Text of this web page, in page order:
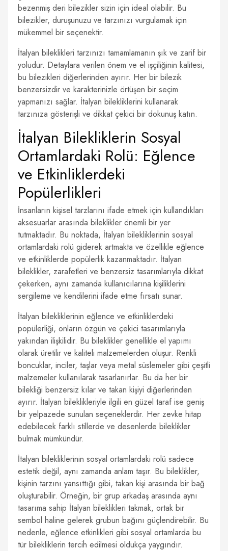
bezenmiş deri bilezikler sizin için ideal olabilir. Bu
bilezikler, duruşunuzu ve tarzınızı vurgulamak için
mükemmel bir seçenektir.
İtalyan bileklikleri tarzınızı tamamlamanın şık ve zarif bir
yoludur. Detaylara verilen önem ve el işçiliğinin kalitesi,
bu bilezikleri diğerlerinden ayırır. Her bir bilezik
benzersizdir ve karakterinizle örtüşen bir seçim
yapmanızı sağlar. İtalyan bilekliklerini kullanarak
tarzınıza gösterişli ve dikkat çekici bir dokunuş katın.
İtalyan Bilekliklerin Sosyal
Ortamlardaki Rolü: Eğlence
ve Etkinliklerdeki
Popülerlikleri
İnsanların kişisel tarzlarını ifade etmek için kullandıkları
aksesuarlar arasında bileklikler önemli bir yer
tutmaktadır. Bu noktada, İtalyan bilekliklerinin sosyal
ortamlardaki rolü giderek artmakta ve özellikle eğlence
ve etkinliklerde popülerlik kazanmaktadır. İtalyan
bileklikler, zarafetleri ve benzersiz tasarımlarıyla dikkat
çekerken, aynı zamanda kullanıcılarına kişiliklerini
sergileme ve kendilerini ifade etme fırsatı sunar.
İtalyan bilekliklerinin eğlence ve etkinliklerdeki
popülerliği, onların özgün ve çekici tasarımlarıyla
yakından ilişkilidir. Bu bileklikler genellikle el yapımı
olarak üretilir ve kaliteli malzemelerden oluşur. Renkli
boncuklar, inciler, taşlar veya metal süslemeler gibi çeşitli
malzemeler kullanılarak tasarlanırlar. Bu da her bir
bilekliği benzersiz kılar ve takan kişiyi diğerlerinden
ayırır. İtalyan bileklikleriyle ilgili en güzel taraf ise geniş
bir yelpazede sunulan seçeneklerdir. Her zevke hitap
edebilecek farklı stillerde ve desenlerde bileklikler
bulmak mümkündür.
İtalyan bilekliklerinin sosyal ortamlardaki rolü sadece
estetik değil, aynı zamanda anlam taşır. Bu bileklikler,
kişinin tarzını yansıttığı gibi, takan kişi arasında bir bağ
oluşturabilir. Örneğin, bir grup arkadaş arasında aynı
tasarıma sahip İtalyan bileklikleri takmak, ortak bir
sembol haline gelerek grubun bağını güçlendirebilir. Bu
nedenle, eğlence etkinlikleri gibi sosyal ortamlarda bu
tür bilekliklerin tercih edilmesi oldukça yaygındır.